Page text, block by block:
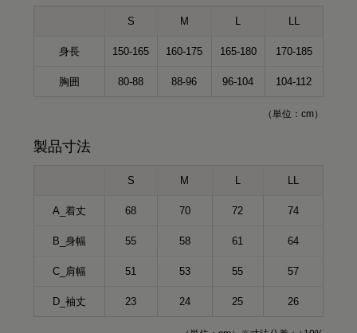
S M L LL
身長 150-165 160-175 165-180 170-185
胸囲 80-88 88-96 96-104 104-112
（単位：cm）
製品寸法
S M L LL
A_着丈 68 70 72 74
B_身幅 55 58 61 64
C_肩幅 51 53 55 57
D_袖丈 23 24 25 26